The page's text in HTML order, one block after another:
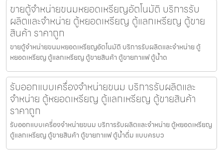
ขายตู้จำหน่ายขนมหยอดเหรียญ​​อัตโนมัติ บริการรับ
ผลิตและจำหน่าย ตู้หยอดเหรียญ ตู้แลกเหรียญ ตู้ขาย
สินค้า ราคาถูก
ขายตู้จำหน่ายขนมหยอดเหรียญ​​อัตโนมัติ บริการรับผลิตและจำหน่าย ตู้
หยอดเหรียญ ตู้แลกเหรียญ ตู้ขายสินค้า ตู้ขายกาแฟ ตู้น้ำด
รับออกแบบเครื่องจำหน่ายขนม บริการรับผลิตและ
จำหน่าย ตู้หยอดเหรียญ ตู้แลกเหรียญ ตู้ขายสินค้า
ราคาถูก
รับออกแบบเครื่องจำหน่ายขนม บริการรับผลิตและจำหน่าย ตู้หยอดเหรียญ
ตู้แลกเหรียญ ตู้ขายสินค้า ตู้ขายกาแฟ ตู้น้ำดื่ม แบบครบว